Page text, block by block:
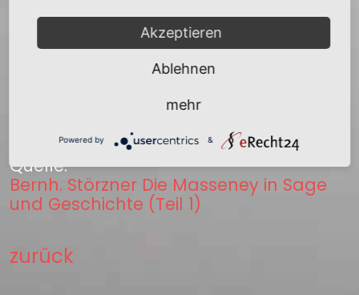
wußte er, wer jenen Höllenlärm
verursucht hatte. Berndittrich, der wilde
Jäger, hatte Jagd in der Maffeney
Waldheger die gemachte Beute
Quelle:
Bernh. Störzner Die Masseney in Sage
und Geschichte (Teil 1)
zurück
Akzeptieren
Ablehnen
mehr
Powered by &